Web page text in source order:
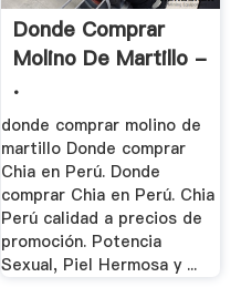
Donde Comprar
Molino De Martillo -
.
donde comprar molino de
martillo Donde comprar
Chia en Perú. Donde
comprar Chia en Perú. Chia
Perú calidad a precios de
promoción. Potencia
Sexual, Piel Hermosa y ...